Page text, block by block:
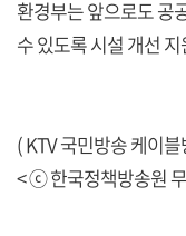
환경부는 앞으로도 공
수 있도록 시설 개선
( KTV 국민방송 케이
< ⓒ 한국정책방송원